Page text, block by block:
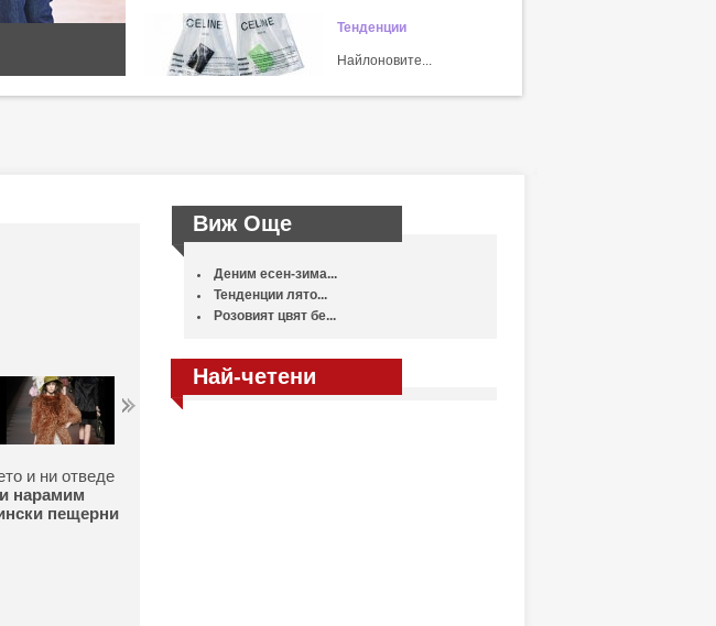
Тенденции
Найлоновите...
и ни отведе
нарамим
пещерни
Виж Още
Деним есен-зима...
Тенденции лято...
Розовият цвят бе...
Най-четени